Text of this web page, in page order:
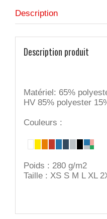
Description
Description produit
Matériel: 65%
HV 85% polyester
Couleurs :
Poids : 280 g/m2
Taille : XS S M L XL